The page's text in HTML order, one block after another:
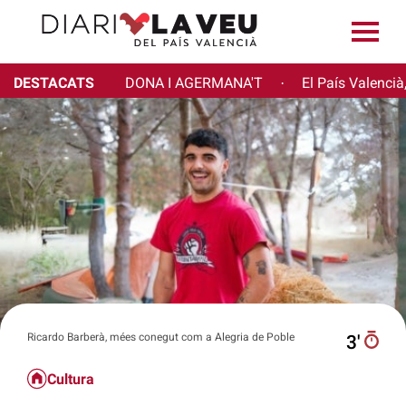
DESTACATS DONA I AGERMANA'T · El País
Ricardo Barberà, mées conegut com a Alegria de Poble 3′
Cultura